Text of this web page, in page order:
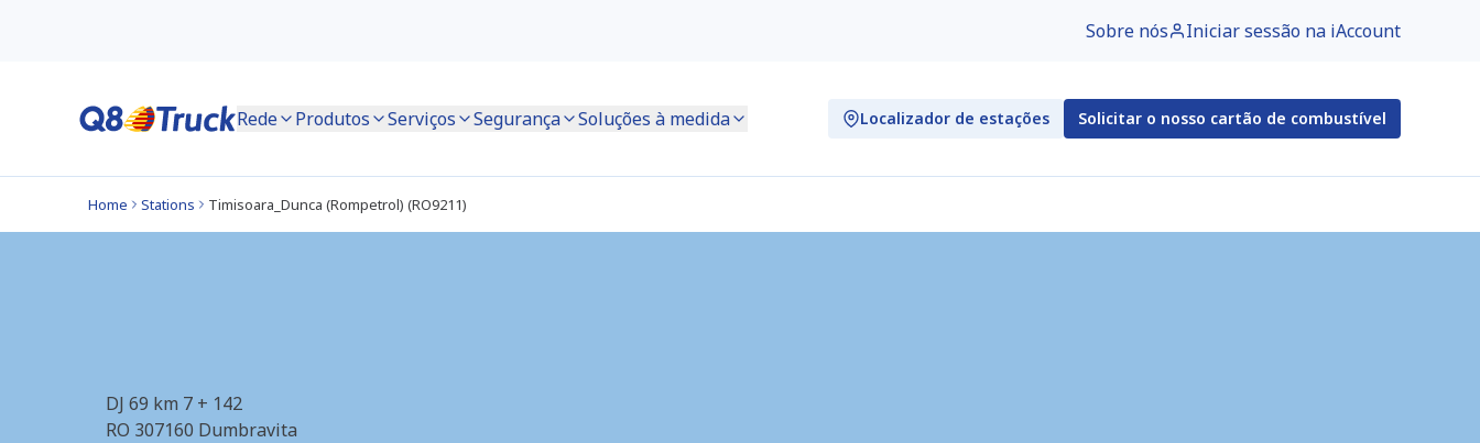
Sobre nós Iniciar sessão na iAccount
Rede Produtos Serviços Segurança Soluções à medida Localizador de estações Solicitar o nosso cartão de combustível
Home Stations Timisoara_Dunca (Rompetrol) (RO9211)
DJ 69 km 7 + 142
RO 307160 Dumbravita